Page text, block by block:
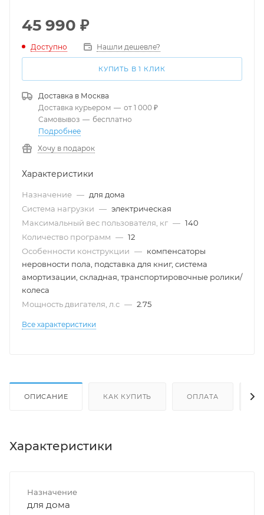
45 990 ₽
Доступно Нашли дешевле?
КУПИТЬ В 1 КЛИК
Доставка в Москва
Доставка курьером — от 1 000 ₽
Самовывоз — бесплатно
Подробнее
Хочу в подарок
Характеристики
Назначение — для дома
Система нагрузки — электрическая
Максимальный вес пользователя, кг — 140
Количество программ — 12
Особенности конструкции — компенсаторы
неровности пола, подставка для книг, система
амортизации, складная, транспортировочные ролики/
колеса
Мощность двигателя, л.с — 2.75
Все характеристики
ОПИСАНИЕ КАК КУПИТЬ ОПЛАТА
Характеристики
Назначение
для дома